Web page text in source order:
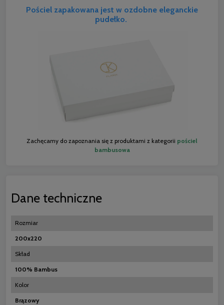
Pościel zapakowana jest w ozdobne eleganckie
pudełko.
Zachęcamy do zapoznania się z produktami z kategorii pościel
bambusowa
Dane techniczne
Rozmiar
200x220
Skład
100% Bambus
Kolor
Brązowy